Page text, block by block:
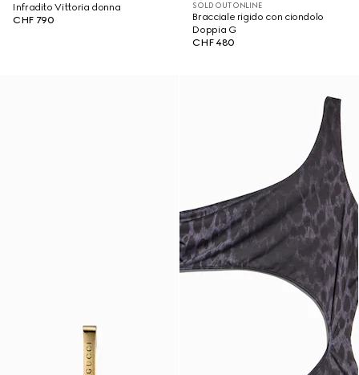
Infradito Vittoria donna
CHF 790
SOLD OUT ONLINE
Bracciale rigido con ciondolo
Doppia G
CHF 480